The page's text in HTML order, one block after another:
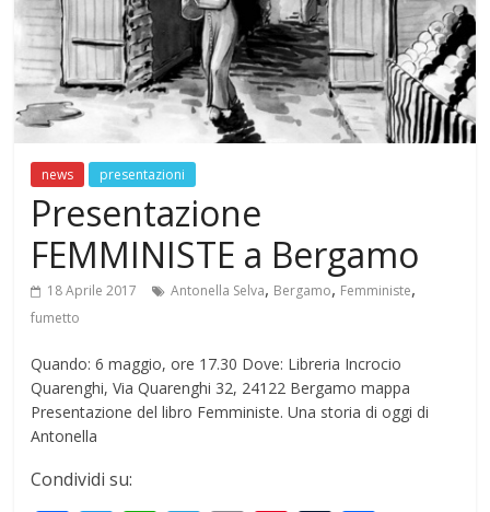
news presentazioni
Presentazione
FEMMINISTE a Bergamo
18 Aprile 2017 Antonella Selva, Bergamo, Femministe,
fumetto
Quando: 6 maggio, ore 17.30 Dove: Libreria Incrocio
Quarenghi, Via Quarenghi 32, 24122 Bergamo mappa
Presentazione del libro Femministe. Una storia di oggi di
Antonella
Condividi su: